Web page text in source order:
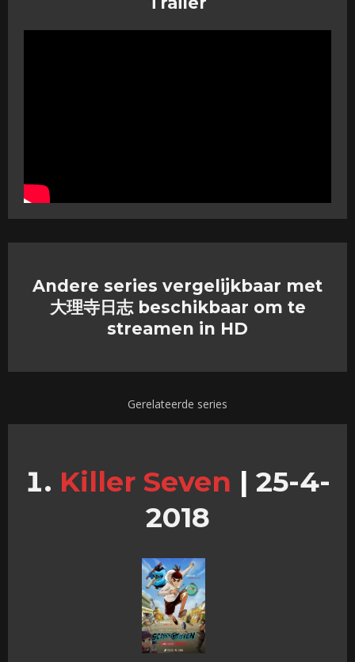
Andere series vergelijkbaar met
大理寺日志 beschikbaar om te
streamen in HD
Gerelateerde series
Killer Seven | 25-4-
2018